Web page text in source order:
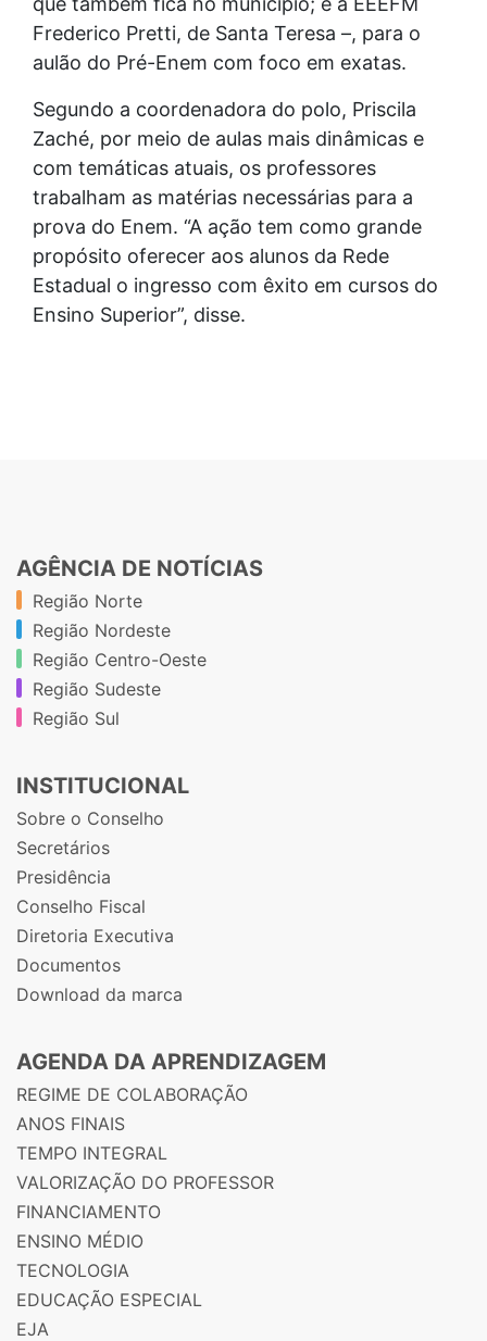
Frederico Pretti, de Santa Teresa –, para o
aulão do Pré-Enem com foco em exatas.
Segundo a coordenadora do polo, Priscila
Zaché, por meio de aulas mais dinâmicas e
com temáticas atuais, os professores
trabalham as matérias necessárias para a
prova do Enem. “A ação tem como grande
propósito oferecer aos alunos da Rede
Estadual o ingresso com êxito em cursos do
Ensino Superior”, disse.
AGÊNCIA DE NOTÍCIAS
Região Norte
Região Nordeste
Região Centro-Oeste
Região Sudeste
Região Sul
INSTITUCIONAL
Sobre o Conselho
Secretários
Presidência
Conselho Fiscal
Diretoria Executiva
Documentos
Download da marca
AGENDA DA APRENDIZAGEM
REGIME DE COLABORAÇÃO
ANOS FINAIS
TEMPO INTEGRAL
VALORIZAÇÃO DO PROFESSOR
FINANCIAMENTO
ENSINO MÉDIO
TECNOLOGIA
EDUCAÇÃO ESPECIAL
EJA